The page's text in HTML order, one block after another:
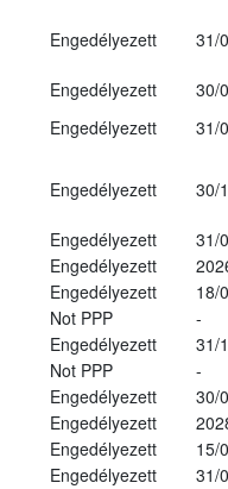
Engedélyezett 31/
Engedélyezett
30/
Engedélyezett
31/
Engedélyezett 30/
Engedélyezett
31/
Engedélyezett
Engedélyezett
18/
Not PPP
-
Engedélyezett
31/
Not PPP
-
Engedélyezett
30/
Engedélyezett
Engedélyezett
15/
Engedélyezett
31/